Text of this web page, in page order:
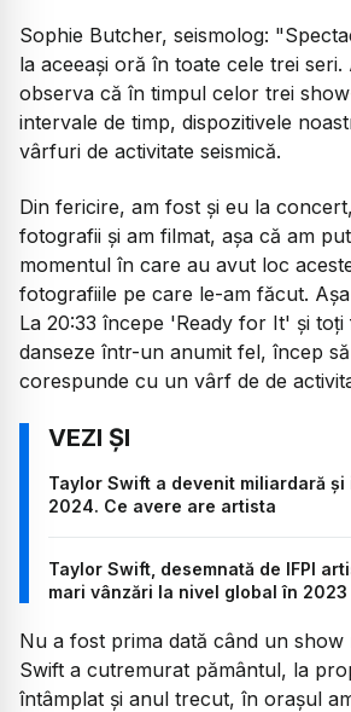
Sophie Butcher, seismolog:
la aceeași oră în toate cele trei
observa că în timpul celor trei
intervale de timp, dispozitivele
vârfuri de activitate seismică.
Din fericire, am fost și eu la
fotografii și am filmat, așa că am
momentul în care au avut loc
fotografiile pe care le-am făcut.
La 20:33 începe 'Ready for It' și toți
danseze într-un anumit fel, încep
corespunde cu un vârf de de
Taylor Swift a devenit miliardară
2024. Ce avere are artista
Taylor Swift, desemnată de IFPI
mari vânzări la nivel global în 2023
Nu a fost prima dată când un
Swift a cutremurat pământul, la
întâmplat și anul trecut, în orașul